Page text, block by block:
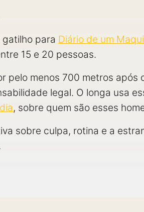
para Diário de um
15 e 20 pessoas.
pelo menos 700 metros
legal. O longa usa
, sobre quem são esses
sobre culpa, rotina e a